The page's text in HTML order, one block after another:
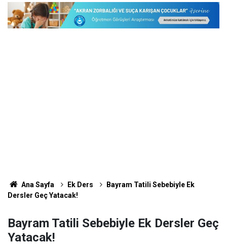
Ana Sayfa Ek Ders
Bayram Tatili Sebebiyle Ek
Dersler Geç Yatacak!
Bayram Tatili Sebebiyle Ek Dersler Geç
Yatacak!